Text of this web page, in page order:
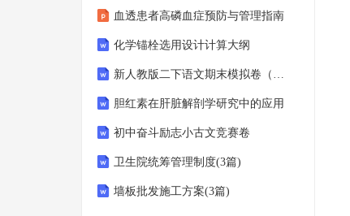
血透患者高磷血症预防与管理指南
化学锚栓选用设计计算大纲
新人教版二下语文期末模拟卷（一）
胆红素在肝脏解剖学研究中的应用
初中奋斗励志小古文竞赛卷
卫生院统筹管理制度(3篇)
墙板批发施工方案(3篇)